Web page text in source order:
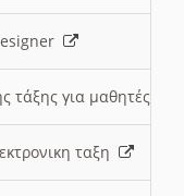
τάξης για μαθητές
ταξη